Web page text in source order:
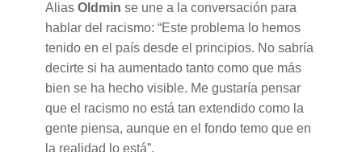
Alias Oldmin se une a la conversación para
hablar del racismo: “Este problema lo hemos
tenido en el país desde el principios. No sabría
decirte si ha aumentado tanto como que más
bien se ha hecho visible. Me gustaría pensar
que el racismo no está tan extendido como la
gente piensa, aunque en el fondo temo que en
la realidad lo está”.